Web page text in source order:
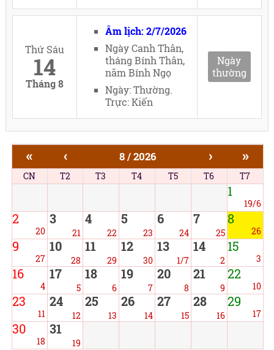
Thứ Sáu
14
Tháng 8
Âm lịch: 2/7/2026
Ngày Canh Thân,
tháng Bính Thân,
năm Bính Ngọ
Ngày: Thường.
Trực: Kiến
Ngày
thường
« ‹ 8 / 2026 › »
CN T2 T3 T4 T5 T6 T7
1
19/6
2
20
3
21
4
22
5
23
6
24
7
25
8
26
9
27
10
28
11
29
12
30
13
1/7
14
2
15
3
16
4
17
5
18
6
19
7
20
8
21
9
22
10
23
11
24
12
25
13
26
14
27
15
28
16
29
17
30
18
31
19